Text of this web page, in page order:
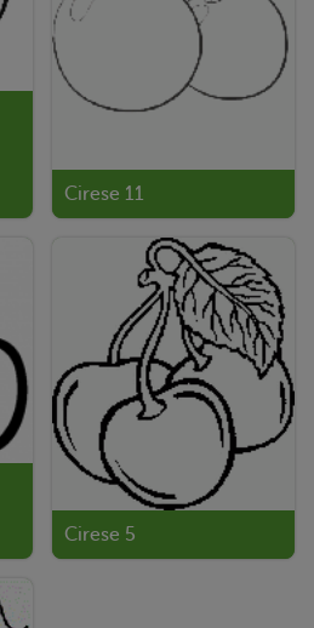
Cirese 11
Cirese 5